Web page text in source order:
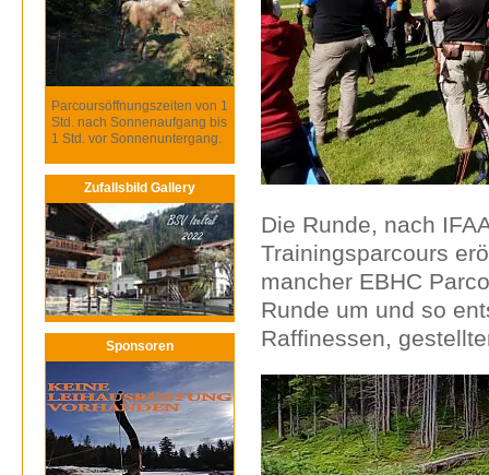
Parcoursöffnungszeiten von 1
Std. nach Sonnenaufgang bis
1 Std. vor Sonnenuntergang.
Zufallsbild Gallery
Sponsoren
Die Runde, nach
Trainingsparcours
mancher EBHC
Runde um und so
Raffinessen,